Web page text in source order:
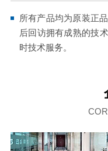
所有产品均为原装正
后回访拥有成熟的技
时技术服务。